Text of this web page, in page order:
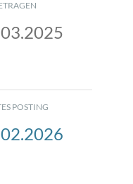
POSTING